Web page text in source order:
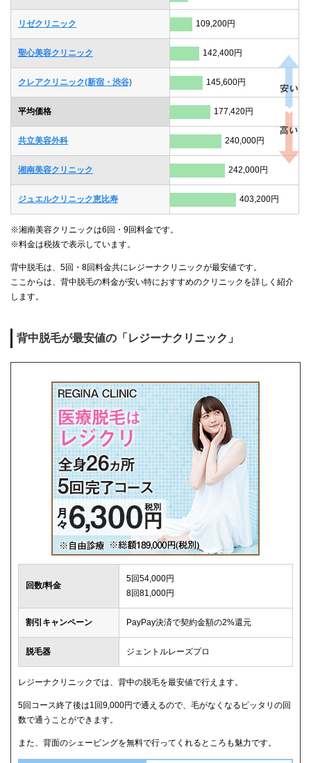
リゼクリニック 109,200円
聖心美容クリニック 142,400円
クレアクリニック(新宿・渋谷) 145,600円
平均価格 177,420円
共立美容外科 240,000円
湘南美容クリニック 242,000円
ジュエルクリニック恵比寿 403,200円
※湘南美容クリニックは6回・9回料金です。
※料金は税抜で表示しています。
背中脱毛は、5回・8回料金共にレジーナクリニックが最安値です。
ここからは、背中脱毛の料金が安い特におすすめのクリニックを詳しく紹介
します。
背中脱毛が最安値の「レジーナクリニック」
回数/料金
5回54,000円
8回81,000円
割引キャンペーン PayPay決済で契約金額の2%還元
脱毛器 ジェントルレーズプロ
レジーナクリニックでは、背中の脱毛を最安値で行えます。
5回コース終了後は1回9,000円で通えるので、毛がなくなるピッタリの回
数で通うことができます。
また、背面のシェービングを無料で行ってくれるところも魅力です。